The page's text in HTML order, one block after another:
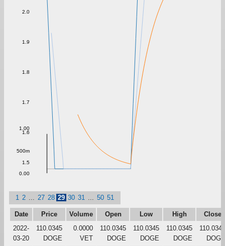
1.5
1.6
1.7
1.8
1.9
2.0
0.00
500m
1.00
1 2 27 28 29 30 31 50 51
Date Price Volume Open Low High
Close
2022-
03-20
110.0345
DOGE
0.0000
VET
110.0345
DOGE
110.0345
DOGE
110.0345
DOGE
110.0345
DOGE